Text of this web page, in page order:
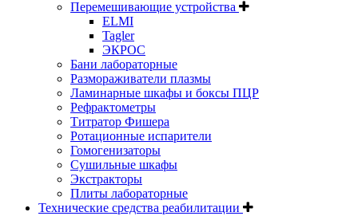
Перемешивающие устройства
ELMI
Tagler
ЭКРОС
Бани лабораторные
Размораживатели плазмы
Ламинарные шкафы и боксы ПЦР
Рефрактометры
Титратор Фишера
Ротационные испарители
Гомогенизаторы
Сушильные шкафы
Экстракторы
Плиты лабораторные
Технические средства реабилитации